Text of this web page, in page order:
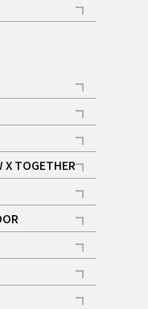
X TOGETHER